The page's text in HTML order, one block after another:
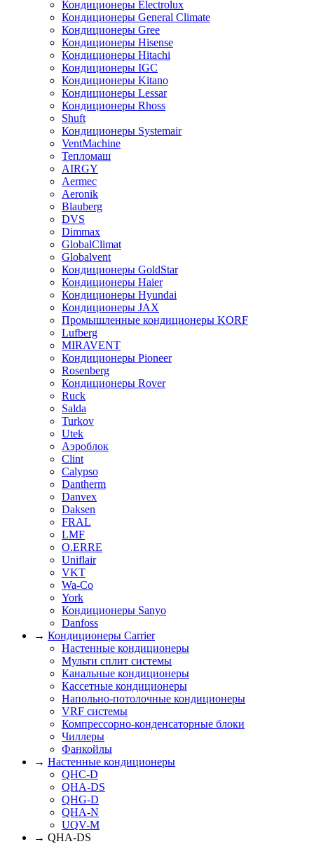
Кондиционеры Electrolux
Кондиционеры General Climate
Кондиционеры Gree
Кондиционеры Hisense
Кондиционеры Hitachi
Кондиционеры IGC
Кондиционеры Kitano
Кондиционеры Lessar
Кондиционеры Rhoss
Shuft
Кондиционеры Systemair
VentMachine
Тепломаш
AIRGY
Aermec
Aeronik
Blauberg
DVS
Dimmax
GlobalClimat
Globalvent
Кондиционеры GoldStar
Кондиционеры Haier
Кондиционеры Hyundai
Кондиционеры JAX
Промышленные кондиционеры KORF
Lufberg
MIRAVENT
Кондиционеры Pioneer
Rosenberg
Кондиционеры Rover
Ruck
Salda
Turkov
Utek
Аэроблок
Clint
Calypso
Dantherm
Danvex
Daksen
FRAL
LMF
O.ERRE
Uniflair
VKT
Wa-Co
York
Кондиционеры Sanyo
Danfoss
→ Кондиционеры Carrier
Настенные кондиционеры
Мульти сплит системы
Канальные кондиционеры
Кассетные кондиционеры
Напольно-потолочные кондиционеры
VRF системы
Компрессорно-конденсаторные блоки
Чиллеры
Фанкойлы
→ Настенные кондиционеры
QHC-D
QHA-DS
QHG-D
QHA-N
UQV-M
→ QHA-DS